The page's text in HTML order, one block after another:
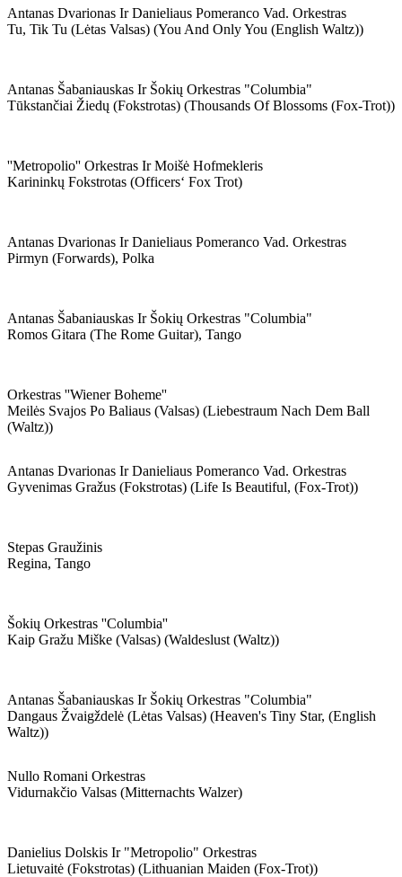
Antanas Dvarionas Ir Danieliaus Pomeranco Vad. Orkestras
Tu, Tik Tu (lėtas Valsas) (you And Only You (english Waltz))
Antanas Šabaniauskas Ir Šokių Orkestras "columbia"
Tūkstančiai Žiedų (fokstrotas) (thousands Of Blossoms (fox-Trot))
''metropolio'' Orkestras Ir Moišė Hofmekleris
Karininkų Fokstrotas (officers‘ Fox Trot)
Antanas Dvarionas Ir Danieliaus Pomeranco Vad. Orkestras
Pirmyn (forwards), Polka
Antanas Šabaniauskas Ir Šokių Orkestras "columbia"
Romos Gitara (the Rome Guitar), Tango
Orkestras ''wiener Boheme''
Meilės Svajos Po Baliaus (valsas) (liebestraum Nach Dem Ball
(waltz))
Antanas Dvarionas Ir Danieliaus Pomeranco Vad. Orkestras
Gyvenimas Gražus (fokstrotas) (life Is Beautiful, (fox-Trot))
Stepas Graužinis
Regina, Tango
Šokių Orkestras ''columbia''
Kaip Gražu Miške (valsas) (waldeslust (waltz))
Antanas Šabaniauskas Ir Šokių Orkestras "columbia"
Dangaus Žvaigždelė (lėtas Valsas) (heaven's Tiny Star, (english
Waltz))
Nullo Romani Orkestras
Vidurnakčio Valsas (mitternachts Walzer)
Danielius Dolskis Ir "metropolio" Orkestras
Lietuvaitė (fokstrotas) (lithuanian Maiden (fox-Trot))